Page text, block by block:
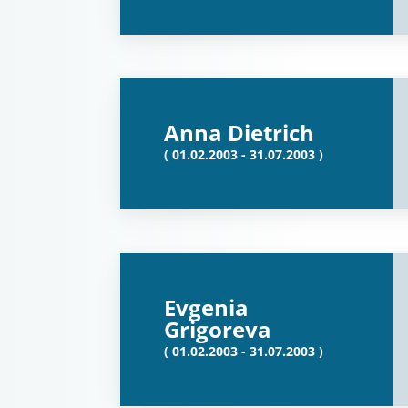
Anna Dietrich
( 01.02.2003 - 31.07.2003 )
Evgenia
Grigoreva
( 01.02.2003 - 31.07.2003 )